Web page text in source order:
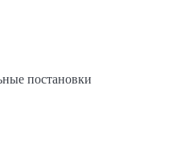
постановки